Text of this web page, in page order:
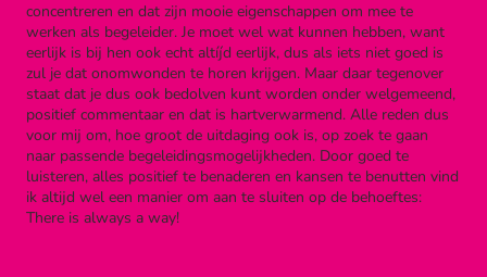
concentreren en dat zijn mooie eigenschappen om mee te
werken als begeleider. Je moet wel wat kunnen hebben, want
eerlijk is bij hen ook echt altíjd eerlijk, dus als iets niet goed is
zul je dat onomwonden te horen krijgen. Maar daar tegenover
staat dat je dus ook bedolven kunt worden onder welgemeend,
positief commentaar en dat is hartverwarmend. Alle reden dus
voor mij om, hoe groot de uitdaging ook is, op zoek te gaan
naar passende begeleidingsmogelijkheden. Door goed te
luisteren, alles positief te benaderen en kansen te benutten vind
ik altijd wel een manier om aan te sluiten op de behoeftes:
There is always a way!